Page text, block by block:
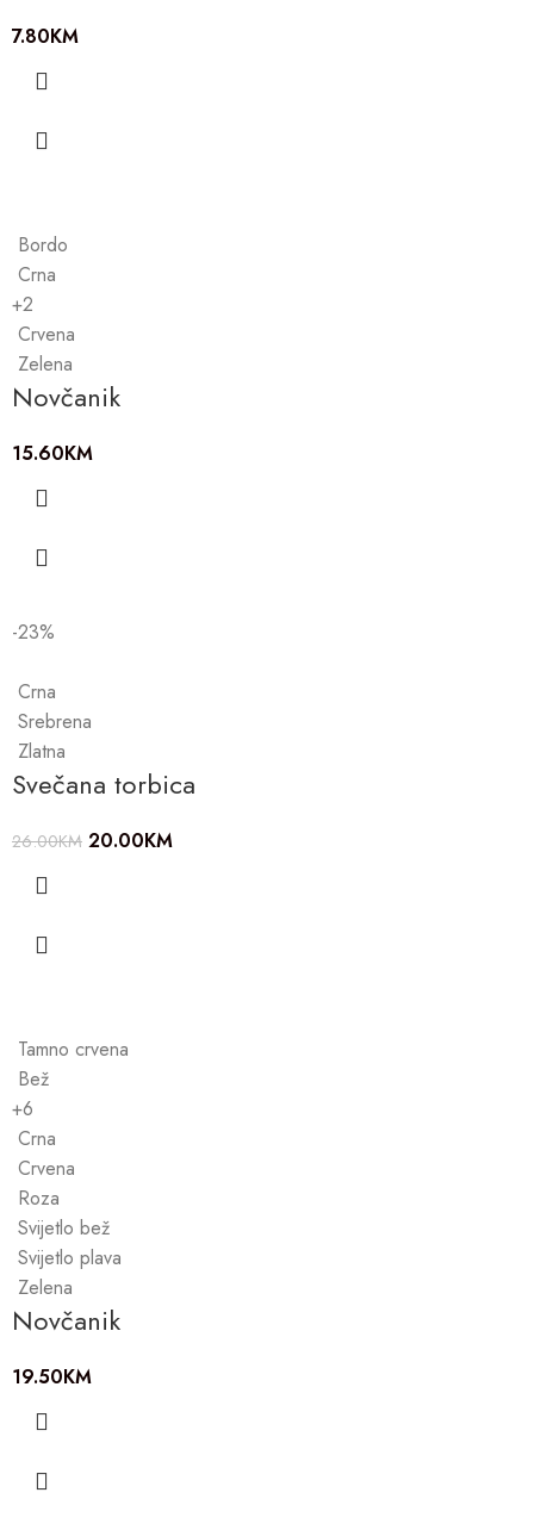
7.80KM
Bordo
Crna
+2
Crvena
Zelena
Novčanik
15.60KM
-23%
Crna
Srebrena
Zlatna
Svečana torbica
26.00KM 20.00KM
Tamno crvena
Bež
+6
Crna
Crvena
Roza
Svijetlo bež
Svijetlo plava
Zelena
Novčanik
19.50KM